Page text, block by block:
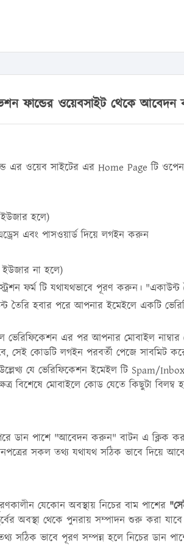
ফান্ডের ওয়েবসাইট থেকে আবেদন
এর ওয়েব সাইটের এর Home Page টি
ইউজার হলে)
এবং পাসওয়ার্ড দিয়ে লগইন করুন
ইউজার না হলে)
ফর্ম টি যথাযথভাবে পূরণ করুন।
তৈরি হবার পরে আপনার ইমেইলে একটি
ভেরিফিকেশন এর পর আপনার মোবাইল
সেই কোডটি লগইন পরবর্তী পেজে সাবমিট
উল্লেখ্য যে ভেরিফিকেশন ইমেইল টি Spam/
বিশেষে মোবাইলে কোড যেতে কিছুটা বিলম্ব
ডান পাশে "আবেদন করুন" বাটন এ ক্লিক
সকল তথ্য যথাযথ সঠিক ভাবে দিয়ে
যেকোন অবস্থায় নিচের বাম পাশের
অবস্থা থেকে পুনরায় সম্পাদন শুরু করা
সঠিক ভাবে পূরণ সম্পন্ন হলে নিচের ডান